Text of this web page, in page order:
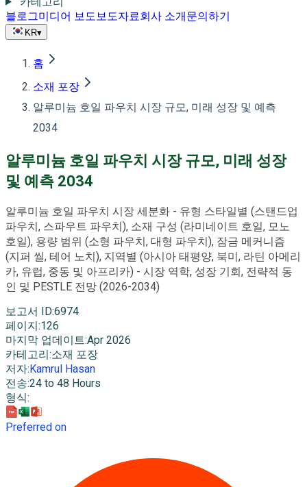
블로그미디어 보도보도자료회사 소개문의하기
KR▾
홈
소재 포장
알루미늄 호일 파우치 시장 규모, 미래 성장 및 예측
2034
알루미늄 호일 파우치 시장 규모, 미래 성장
및 예측 2034
알루미늄 호일 파우치 시장 세분화 - 유형 스타일별 (스탠드업
파우치, 스파우트 파우치), 소재 구성 (라미네이트 호일, 모노
호일), 용량 범위 (소형 파우치, 대형 파우치), 잠금 메커니즘
(지퍼 씰, 테어 노치), 지역별 (아시아 태평양, 북미, 라틴 아메리
카, 유럽, 중동 및 아프리카) - 시장 역학, 성장 기회, 전략적 동
인 및 PESTLE 전망 (2026-2034)
보고서 ID:6974
페이지 :126
마지막 업데이트:Apr 2026
카테고리 :소재 포장
저자: Kamrul Hasan
전송:24 to 48 Hours
형식:
Preferred on